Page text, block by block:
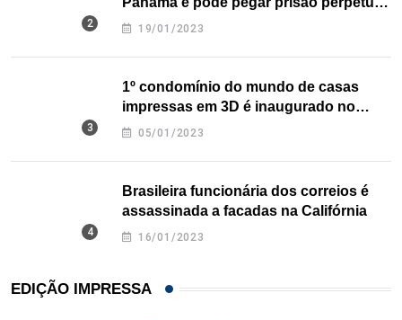
nos EUA
19/01/2023
1º condomínio do mundo de casas
impressas em 3D é inaugurado no
Texas
05/01/2023
Brasileira funcionária dos correios é
assassinada a facadas na Califórnia
16/01/2023
EDIÇÃO IMPRESSA